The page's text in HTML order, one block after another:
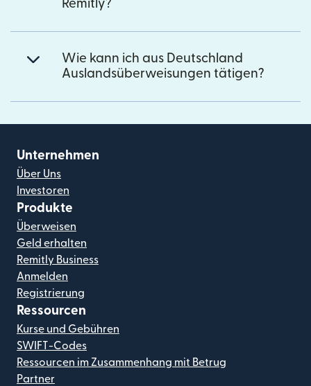
Remitly?
Wie kann ich aus Deutschland
Auslandsüberweisungen tätigen?
Unternehmen
Über Uns
Investoren
Produkte
Überweisen
Geld erhalten
Remitly Business
Anmelden
Registrierung
Ressourcen
Kurse und Gebühren
SWIFT-Codes
Ressourcen im Zusammenhang mit Betrug
Partner